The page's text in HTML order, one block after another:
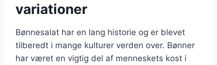
variationer
Bønnesalat har en lang historie og er blevet
tilberedt i mange kulturer verden over. Bønner
har været en vigtig del af menneskets kost i